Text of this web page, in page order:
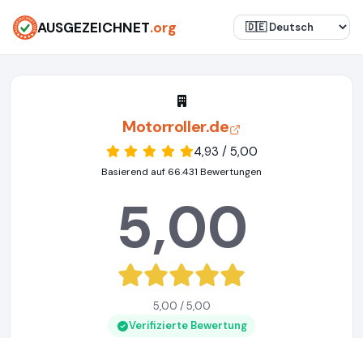
AUSGEZEICHNET.org
Motorroller.de
4,93 / 5,00
Basierend auf 66.431 Bewertungen
5,00
5,00 / 5,00
Verifizierte Bewertung